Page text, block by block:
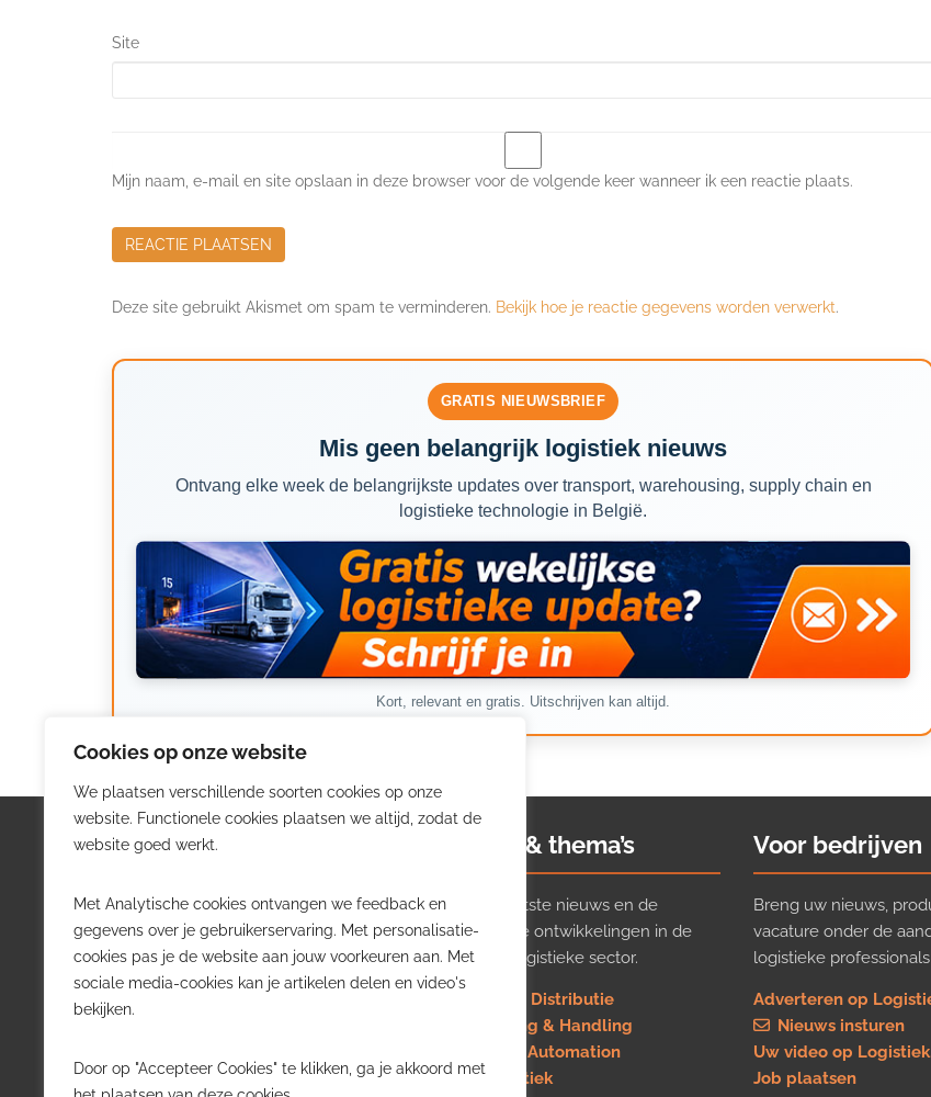
Cookies op onze website
We plaatsen verschillende soorten cookies op onze
website. Functionele cookies plaatsen we altijd, zodat de
website goed werkt.
Met Analytische cookies ontvangen we feedback en
gegevens over je gebruikerservaring. Met personalisatie-
cookies pas je de website aan jouw voorkeuren aan. Met
sociale media-cookies kan je artikelen delen en video's
bekijken.
Door op "Accepteer Cookies" te klikken, ga je akkoord met
Site
Mijn naam, e-mail en site opslaan in deze browser voor de volgende keer wanneer ik een reactie plaats.
Deze site gebruikt Akismet om spam te verminderen. Bekijk hoe je reactie gegevens worden verwerkt.
GRATIS NIEUWSBRIEF
Mis geen belangrijk logistiek nieuws
Ontvang elke week de belangrijkste updates over transport, warehousing, supply chain en
logistieke technologie in België.
Kort, relevant en gratis. Uitschrijven kan altijd.
Logistiek.be
Logistiek.be brengt dagelijks nieuws,
trends en praktijkverhalen over
transport, warehousing, supply chain
en automatisering in België.
willen volgen.
Nieuws & thema’s
Volg het laatste nieuws en de
belangrijkste ontwikkelingen in de
Belgische logistieke sector.
Transport & Distributie
Warehousing & Handling
Software & Automation
Job in logistiek
Voor bedrijven
Breng uw nieuws,
vacature onder de
logistieke
Adverteren op
Nieuws insturen
Uw video op
Job plaatsen